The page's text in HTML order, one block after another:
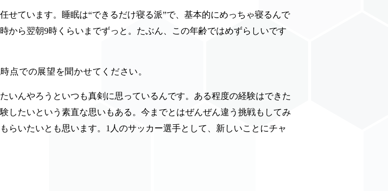
ています。睡眠は“できるだけ寝る派”で、基本的にめっちゃ寝るんで
から翌朝9時くらいまでずっと。たぶん、この年齢ではめずらしいです
点での展望を聞かせてください。
んやろうといつも真剣に思っているんです。ある程度の経験はできた
したいという素直な思いもある。今までとはぜんぜん違う挑戦もしてみ
らいたいとも思います。1人のサッカー選手として、新しいことにチャ